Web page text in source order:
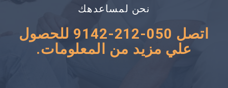
نحن لمساعدهك
اتصل 050-212-9142 للحصول
علي مزيد من المعلومات.